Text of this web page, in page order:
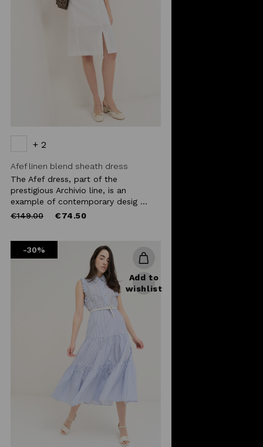
+ 2
Afef linen blend sheath dress
The Afef dress, part of the
prestigious Archivio line, is an
example of contemporary desig ...
Price
€149.00to €74.50
-30%
Add to
wishlist